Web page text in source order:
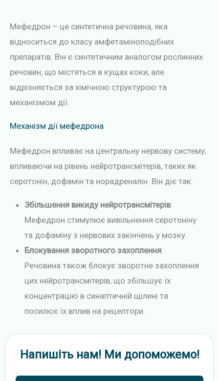
Мефедрон – це синтетична речовина, яка
відноситься до класу амфетаміноподібних
препаратів. Він є синтетичним аналогом рослинних
речовин, що містяться в кущах коки, але
відрізняється за хімічною структурою та
механізмом дії.
Механізм дії мефедрона
Мефедрон впливає на центральну нервову систему,
впливаючи на рівень нейротрансмітерів, таких як
серотонін, дофамін та норадреналін. Він діє так:
Збільшення викиду нейротрансмітерів:
Мефедрон стимулює вивільнення серотоніну
та дофаміну з нервових закінчень у мозку.
Блокування зворотного захоплення:
Речовина також блокує зворотне захоплення
цих нейротрансмітерів, що збільшує їх
концентрацію в синаптичній щілині та
посилює їх вплив на рецептори.
Напишіть нам! Ми допоможемо!